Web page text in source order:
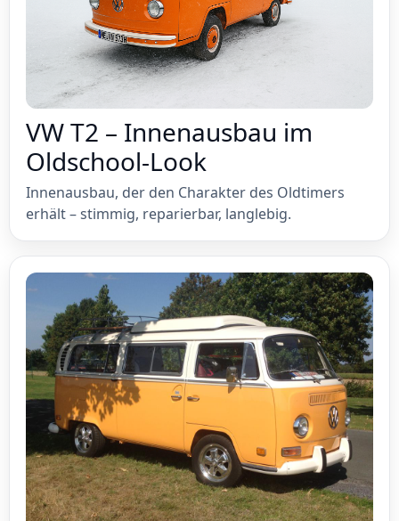
VW T2 – Innenausbau im
Oldschool-Look
Innenausbau, der den Charakter des Oldtimers
erhält – stimmig, reparierbar, langlebig.